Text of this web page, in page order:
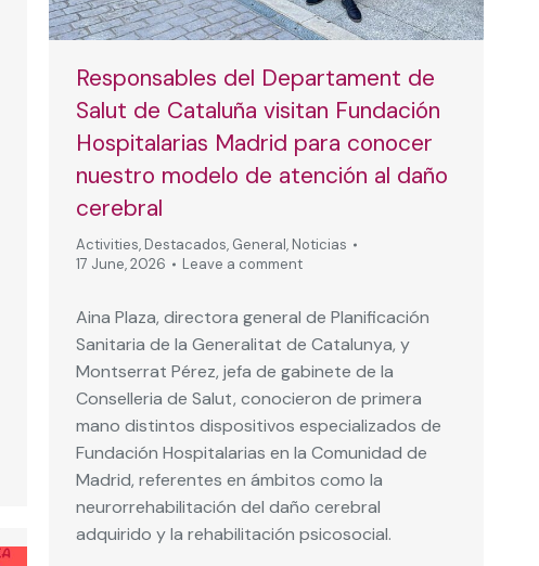
Responsables del Departament de
Salut de Cataluña visitan Fundación
Hospitalarias Madrid para conocer
nuestro modelo de atención al daño
cerebral
Activities, Destacados, General, Noticias
17 June, 2026
Leave a comment
Aina Plaza, directora general de Planificación
Sanitaria de la Generalitat de Catalunya, y
Montserrat Pérez, jefa de gabinete de la
Conselleria de Salut, conocieron de primera
mano distintos dispositivos especializados de
Fundación Hospitalarias en la Comunidad de
Madrid, referentes en ámbitos como la
neurorrehabilitación del daño cerebral
adquirido y la rehabilitación psicosocial.